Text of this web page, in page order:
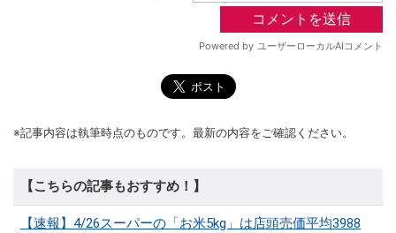
※記事内容は執筆時点のものです。最新の内容をご確認ください。
【こちらの記事もおすすめ！】
【速報】4/26スーパーの「お米5kg」は店頭売価平均3988